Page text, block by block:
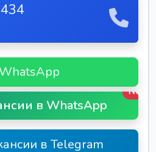
WhatsApp
в WhatsApp
New
в Telegram